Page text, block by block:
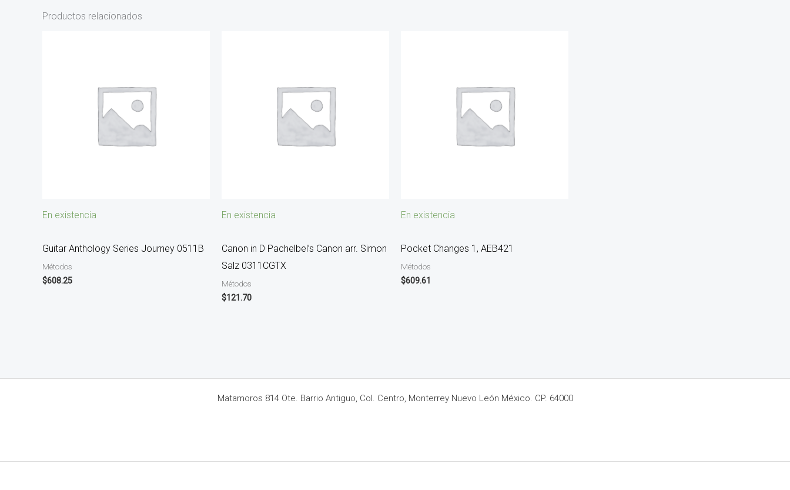
Productos relacionados
En existencia
Guitar Anthology Series Journey 0511B
Métodos
$608.25
En existencia
Canon in D Pachelbel’s Canon arr. Simon
Salz 0311CGTX
Métodos
$121.70
En existencia
Pocket Changes 1, AEB421
Métodos
$609.61
Matamoros 814 Ote. Barrio Antiguo, Col. Centro, Monterrey Nuevo León México. CP. 64000